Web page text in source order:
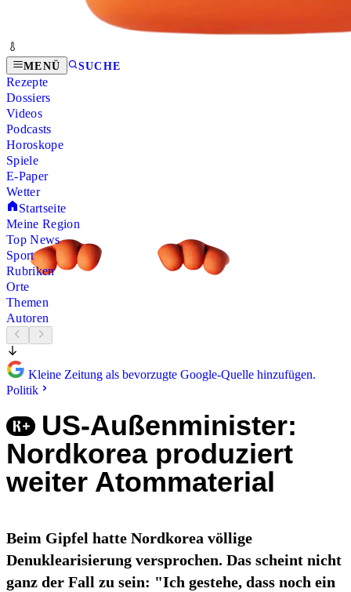
MENÜ SUCHE
Rezepte
Dossiers
Videos
Podcasts
Horoskope
Spiele
E-Paper
Wetter
Startseite
Meine Region
Top News
Sport
Rubriken
Orte
Themen
Autoren
Kleine Zeitung als bevorzugte Google-Quelle hinzufügen.
Politik
US-Außenminister:
Nordkorea produziert
weiter Atommaterial
Beim Gipfel hatte Nordkorea völlige
Denuklearisierung versprochen. Das scheint nicht
ganz der Fall zu sein: "Ich gestehe, dass noch ein